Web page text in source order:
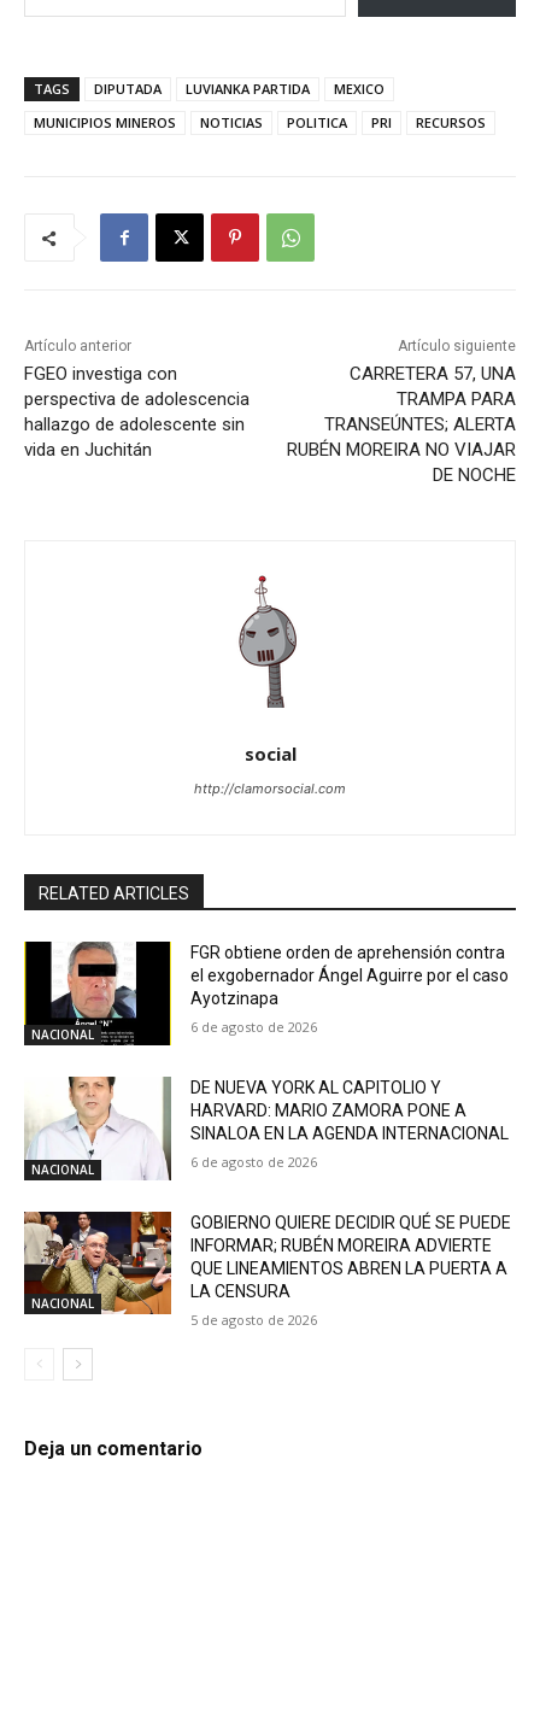
TAGS DIPUTADA LUVIANKA PARTIDA
MEXICO
MUNICIPIOS MINEROS
NOTICIAS POLITICA PRI RECURSOS
Artículo anterior
FGEO investiga con
perspectiva de adolescencia
hallazgo de adolescente sin
vida en Juchitán
Artículo siguiente
CARRETERA 57, UNA
TRAMPA PARA
TRANSEÚNTES; ALERTA
RUBÉN MOREIRA NO VIAJAR
DE NOCHE
social
http://clamorsocial.com
RELATED ARTICLES
NACIONAL
FGR obtiene orden de aprehensión contra
el exgobernador Ángel Aguirre por el caso
Ayotzinapa
6 de agosto de 2026
NACIONAL
DE NUEVA YORK AL CAPITOLIO Y
HARVARD: MARIO ZAMORA PONE A
SINALOA EN LA AGENDA INTERNACIONAL
6 de agosto de 2026
NACIONAL
GOBIERNO QUIERE DECIDIR QUÉ SE PUEDE
INFORMAR; RUBÉN MOREIRA ADVIERTE
QUE LINEAMIENTOS ABREN LA PUERTA A
LA CENSURA
5 de agosto de 2026
Deja un comentario